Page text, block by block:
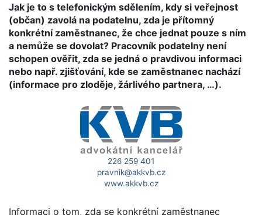
Jak je to s telefonickým sdělením, kdy si veřejnost
(občan) zavolá na podatelnu, zda je přítomný
konkrétní zaměstnanec, že chce jednat pouze s ním
a nemůže se dovolat? Pracovník podatelny není
schopen ověřit, zda se jedná o pravdivou informaci
nebo např. zjišťování, kde se zaměstnanec nachází
(informace pro zloděje, žárlivého partnera, …).
226 259 401
pravnik@akkvb.cz
www.akkvb.cz
Informaci o tom, zda se konkrétní zaměstnanec